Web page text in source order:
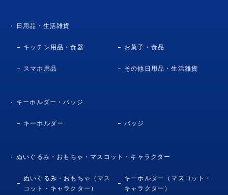
日用品・生活雑貨
キッチン用品・食器 お菓子・食品
スマホ用品 その他日用品・生活雑貨
キーホルダー・バッジ
キーホルダー バッジ
ぬいぐるみ・おもちゃ・マスコット・キャラクター
ぬいぐるみ・おもちゃ（マス
コット・キャラクター）
キーホルダー（マスコット・
キャラクター）